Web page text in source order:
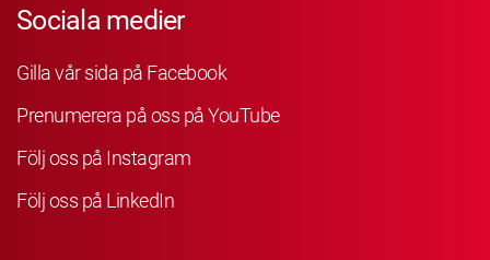
Sociala medier
Gilla vår sida på Facebook
Prenumerera på oss på YouTube
Följ oss på Instagram
Följ oss på LinkedIn